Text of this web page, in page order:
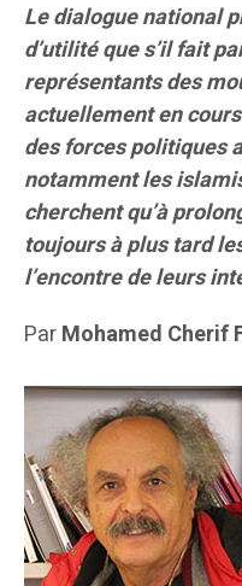
Le dialogue national
d’utilité que s’il fait
représentants des
actuellement en
des forces politiques
notamment les
cherchent qu’à
toujours à plus tard
l’encontre de leurs
ParMohamed Cherif